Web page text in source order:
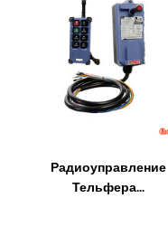
Радиоуправление
Тельфера...